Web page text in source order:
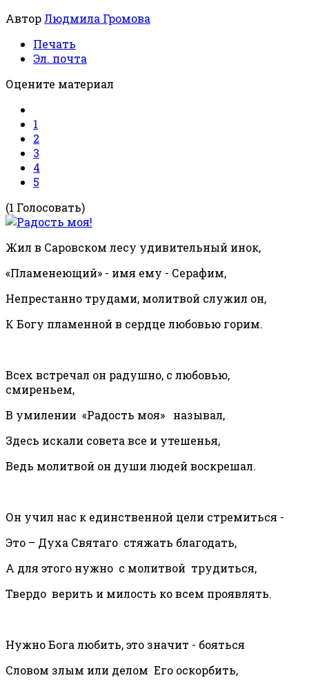
Автор Людмила Громова
Печать
Эл. почта
Оцените материал
1
2
3
4
5
(1 Голосовать)
Жил в Саровском лесу удивительный инок,
«Пламенеющий» - имя ему - Серафим,
Непрестанно трудами, молитвой служил он,
К Богу пламенной в сердце любовью горим.
Всех встречал он радушно, с любовью,
смиреньем,
В умилении «Радость моя» называл,
Здесь искали совета все и утешенья,
Ведь молитвой он души людей воскрешал.
Он учил нас к единственной цели стремиться -
Это – Духа Святаго стяжать благодать,
А для этого нужно с молитвой трудиться,
Твердо верить и милость ко всем проявлять.
Нужно Бога любить, это значит - бояться
Словом злым или делом Его оскорбить,